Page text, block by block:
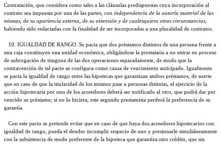
Contratación, que considera como tales a las cláusulas predispuestas cuya incorporación al
contrato sea impuesta por una de las partes, con independencia de la autoría material de las
mismas, de su apariencia externa, de su extensión y de cualesquiera otras circunstancias,
habiendo sido redactadas con la finalidad de ser incorporadas a una pluralidad de contratos.
10. IGUALDAD DE RANGO. Se pacta que dos préstamos distintos de una persona frente a
una caja constituyen una unidad económica, obligándose la prestataria a no entrar en proceso
de subrogación de ninguna de las dos operaciones separadamente, de modo que la
contravención de tal pacto se configura como causa de vencimiento anticipado. Igualmente
se pacta la igualdad de rango entre las hipotecas que garantizan ambos préstamos, de suerte
que en caso de que la titularidad de los mismos pase a personas distintas, el ejercicio de la
acción hipotecaria por uno de los acreedores deberá ser notificado al otro, que podrá dar por
vencido su préstamo; si no lo hiciera, este segundo prestamista perderá la preferencia de su
garantía.
Con este pacto se pretende evitar que en caso de que haya dos acreedores hipotecarios con
igualdad de rango, pueda el deudor incumplir respecto de uno y presionarle simultáneamente
con la subsistencia de modo preferente de la hipoteca que garantiza otro crédito, que sin